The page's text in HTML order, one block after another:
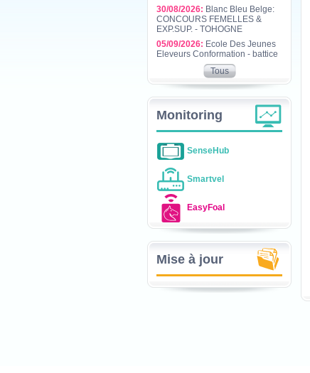
30/08/2026: Blanc Bleu Belge:
CONCOURS FEMELLES &
EXP.SUP. - TOHOGNE
05/09/2026: Ecole Des Jeunes
Eleveurs Conformation - battice
Tous
Monitoring
SenseHub
Smartvel
EasyFoal
Mise à jour